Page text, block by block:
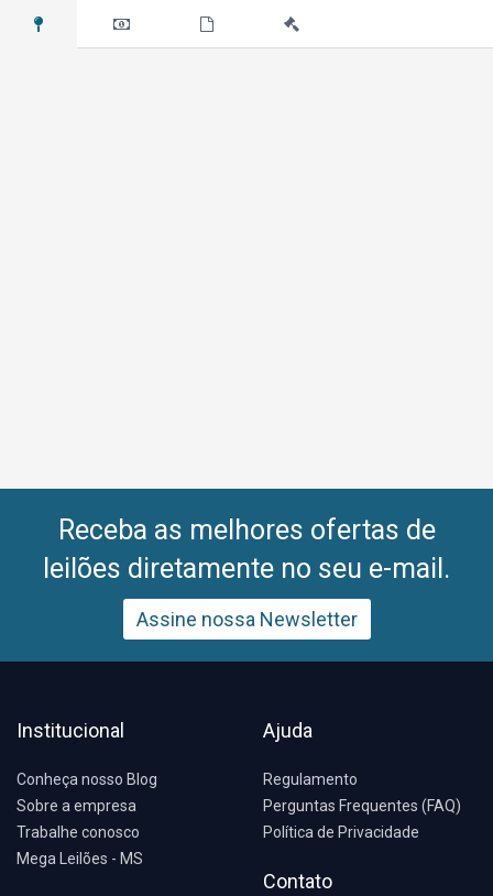
Receba as melhores ofertas de
leilões diretamente no seu e-mail.
Assine nossa Newsletter
Institucional
Conheça nosso Blog
Sobre a empresa
Trabalhe conosco
Mega Leilões - MS
Ajuda
Regulamento
Perguntas Frequentes (FAQ)
Política de Privacidade
Contato